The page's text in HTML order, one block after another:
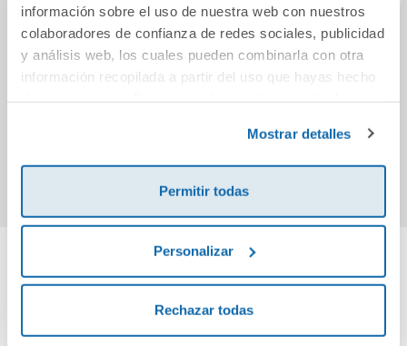
información sobre el uso de nuestra web con nuestros
colaboradores de confianza de redes sociales, publicidad
y análisis web, los cuales pueden combinarla con otra
información recopilada a partir del uso que hayas hecho
Mostrar detalles
Permitir todas
Personalizar
Rechazar todas
El caballero de los
Siete Reinos
Fuego)
La Guerra Civil
Española (edición
Cuéntanos tu opinión
¡Sé el primero en valorar este producto!